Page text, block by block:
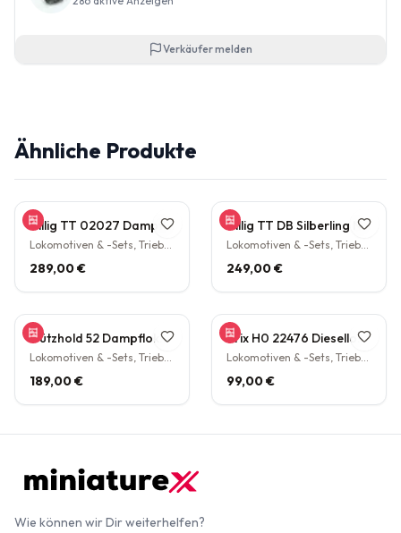
Verkäufer melden
Ähnliche Produkte
Tillig TT 02027 Dampflokomotive BR 38.10 der DB Epoche III Personenzuglok Schlepptender rarität
Lokomotiven & -Sets, Triebwagen
289,00 €
Tillig TT DB Silberling Nahverkehrs-Zugset 4-teilig Steuerwagen Hasenkasten Köln HBF Epoche IV rarität
Lokomotiven & -Sets, Triebwagen
249,00 €
Gützhold 52 Dampflokomotive 32 700 DB Tender Epoche III DC NEM H0 1:87
Lokomotiven & -Sets, Triebwagen
189,00 €
Trix H0 22476 Diesellokomotive BR V160 003 DB NEM Epoche IV H0 1:87
Lokomotiven & -Sets, Triebwagen
99,00 €
Wie können wir Dir weiterhelfen?